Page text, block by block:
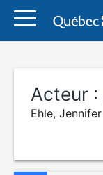
Acteur :
Ehle, Jennifer